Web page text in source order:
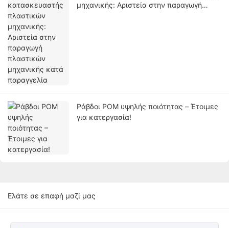
μηχανικής: Αριστεία στην παραγωγή
Ράβδοι POM υψηλής ποιότητας – Έτοιμες
για κατεργασία!
Ελάτε σε επαφή μαζί μας